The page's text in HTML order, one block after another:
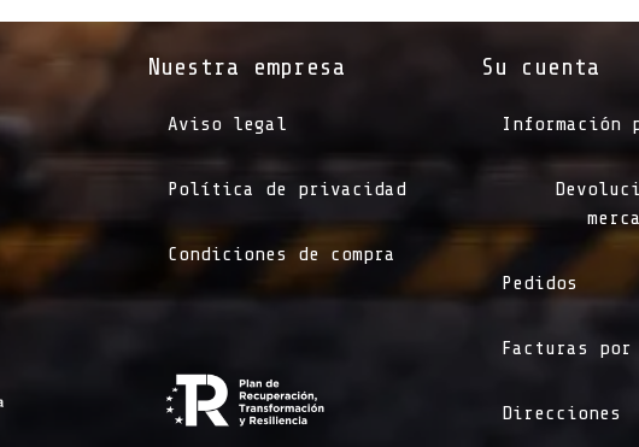
Su cuenta
Información
Pedidos
Facturas por
Direcciones
Nuestra empresa
Aviso legal
Política de privacidad
Condiciones de compra